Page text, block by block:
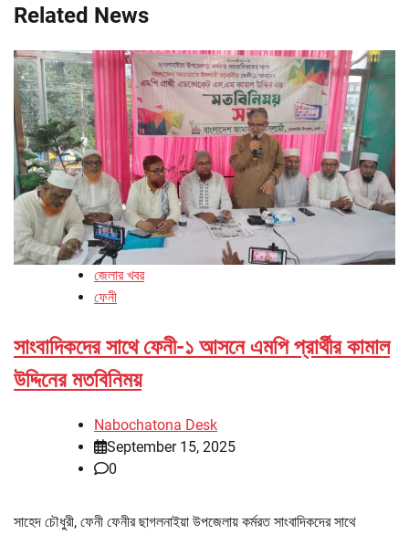
Related News
জেলার খবর
ফেনী
সাংবাদিকদের সাথে ফেনী-১ আসনে এমপি প্রার্থীর কামাল
উদ্দিনের মতবিনিময়
Nabochatona Desk
September 15, 2025
0
সাহেদ চৌধুরী, ফেনী ফেনীর ছাগলনাইয়া উপজেলায় কর্মরত সাংবাদিকদের সাথে